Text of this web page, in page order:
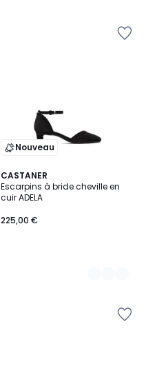
Nouveau
CASTANER
Escarpins à bride cheville en
cuir ADELA
225,00 €
2
Couleurs